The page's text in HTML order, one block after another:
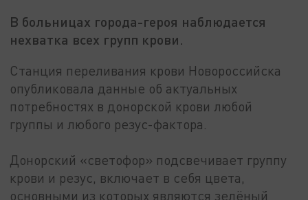
В больницах города-героя наблюдается
нехватка всех групп крови.
Станция переливания крови Новороссийска
опубликовала данные об актуальных
потребностях в донорской крови любой
группы и любого резус-фактора.
Донорский «светофор» подсвечивает группу
крови и резус, включает в себя цвета,
основными из которых являются зелёный